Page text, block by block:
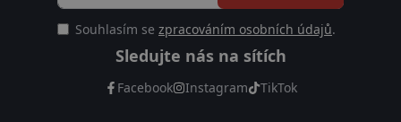
Souhlasím se zpracováním osobních údajů.
Sledujte nás na sítích
Facebook Instagram TikTok